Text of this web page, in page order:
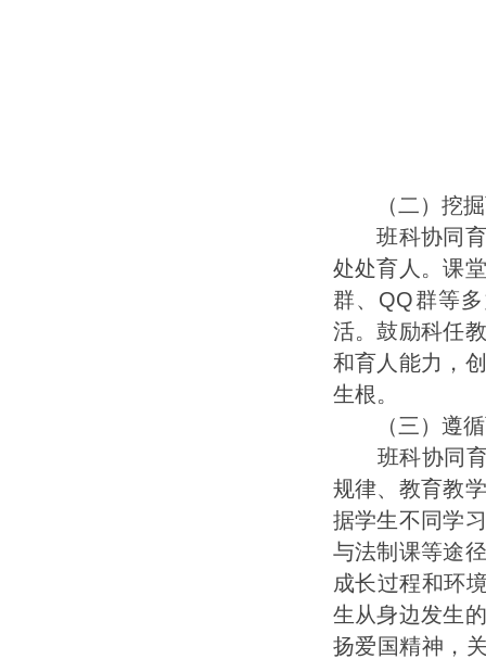
（二）挖掘
班科协同育
处处育人。课
群、QQ群等
活。鼓励科任
和育人能力，
生根。
（三）遵循
班科协同育
规律、教育教
据学生不同学
与法制课等途
成长过程和环
生从身边发生
扬爱国精神，